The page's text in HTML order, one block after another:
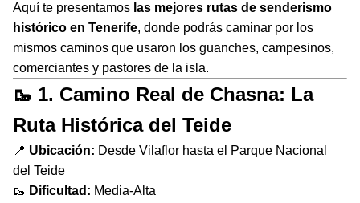
Aquí te presentamos las mejores rutas de senderismo
histórico en Tenerife, donde podrás caminar por los
mismos caminos que usaron los guanches, campesinos,
comerciantes y pastores de la isla.
🥾 1. Camino Real de Chasna: La
Ruta Histórica del Teide
📍 Ubicación: Desde Vilaflor hasta el Parque Nacional
del Teide
🥾 Dificultad: Media-Alta